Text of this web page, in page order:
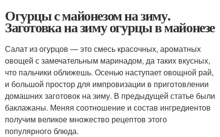
Огурцы с майонезом на зиму.
Заготовка на зиму огурцы в майонезе
Салат из огурцов — это смесь красочных, ароматных
овощей с замечательным маринадом, да таких вкусных,
что пальчики оближешь. Осенью наступает овощной рай,
и большой простор для импровизации в приготовлении
домашних заготовок на зиму. В предыдущей статье были
баклажаны. Меняя соотношение и состав ингредиентов
получим великое множество рецептов этого
популярного блюда.